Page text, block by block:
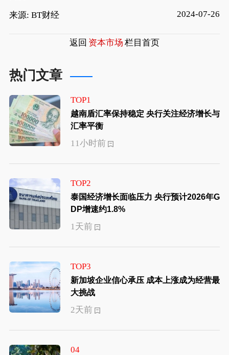
来源: BT财经 2024-07-26
返回 资本市场 栏目首页
热门文章
TOP1
越南盾汇率保持稳定 央行关注经济增长与
汇率平衡
11小时前
TOP2
泰国经济增长面临压力 央行预计2026年G
DP增速约1.8%
1天前
TOP3
新加坡企业信心承压 成本上涨成为经营最
大挑战
2天前
04